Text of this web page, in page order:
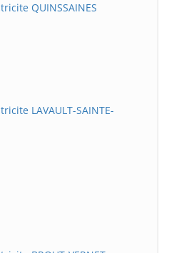
QUINSSAINES
LAVAULT-SAINTE-